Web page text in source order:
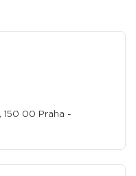
150 00 Praha -